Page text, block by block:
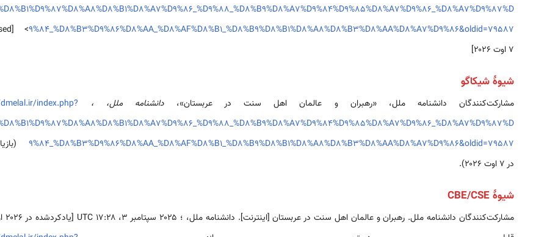
9%84_%D8%B3%D9%86%D8%AA_%D8%AF%D8%B1_%D8%B9%D8%B1%D8%A8%D8%B3%D8%AA%D8%A7%D9%86&oldid=79587
۷ اوت ۲۰۲۶]
شیوهٔ شیکاگو
مشارکت‌کنندگان دانشنامه ملل، «رهبران و عالمان اهل سنت در عربستان»،دانشنامه ملل، ،
index.php?
9%84_%D8%B3%D9%86%D8%AA_%D8%AF%D8%B1_%D8%B9%D8%B1%D8%A8%D8%B3%D8%AA%D8%A7%D9%86&oldid=79587
در ۷ اوت ۲۰۲۶).
شیوهٔ CBE/CSE